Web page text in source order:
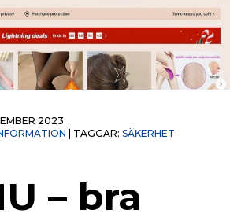
2023
| TAGGAR: SÄKERHET
– bra